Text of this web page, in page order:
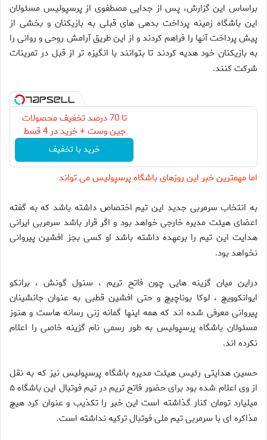
براساس این گزارش، پس از جدایی مصطفوی از پرسپولیس مسئولان
این باشگاه زمینه پرداخت بدهی های قبلی به بازیکنان و بخشی از
پیش پرداخت آنها را فراهم کردند و از این طریق آرامش روحی و روانی را
به بازیکنان خود هدیه کردند تا بتوانند با انگیزه تر از قبل در تمرینات
شرکت کنند.
تا 70 درصد تخفیف محصولات
جین وست + خرید در 4 قسط
خرید با تخفیف
اما مهمترین خبر این روزهای باشگاه پرسپولیس می تواند
به انتخاب سرمربی جدید این تیم اختصاص داشته باشد که به گفته
اعضای هیئت مدیره خارجی خواهد بود و اگر قرار باشد سرمربی ایرانی
هدایت این تیم را برعهده داشته باشد او کسی بجز افشین پیروانی
نخواهد بود.
دراین میان گزینه هایی چون فاتح تریم ، سنول گونش ، برانکو
ایوانکوویچ ، لوکا بوناچیچ و حتی افشین قطبی به عنوان جانشینان
پیروانی معرفی شده اند که همه اینها گمانه زنی رسانه هاست و هنوز
مسئولان باشگاه پرسپولیس به طور رسمی نام گزینه خاصی را اعلام
نکرده اند.
حسین هدایتی رئیس هیئت مدیره باشگاه پرسپولیس نیز که به نقل
از وی اعلام شده بود برای حضور فاتح تریم در تیم فوتبال این باشگاه ۵
میلیارد تومان کنار گذاشته است این خبر را تکذیب و عنوان کرد هیچ
مذاکره ای با سرمربی تیم ملی فوتبال ترکیه نداشته است.